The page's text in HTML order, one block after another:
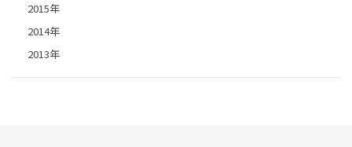
2015年
2014年
2013年